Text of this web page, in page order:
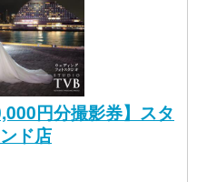
円分撮影券】スタ
ド店